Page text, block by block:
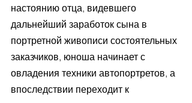
настоянию отца, видевшего
дальнейший заработок сына в
портретной живописи состоятельных
заказчиков, юноша начинает с
овладения техники автопортретов, а
впоследствии переходит к